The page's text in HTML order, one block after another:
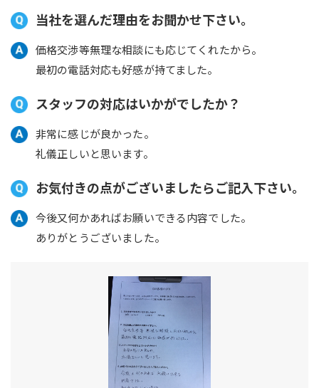
当社を選んだ理由をお聞かせ下さい。
価格交渉等無理な相談にも応じてくれたから。
最初の電話対応も好感が持てました。
スタッフの対応はいかがでしたか？
非常に感じが良かった。
礼儀正しいと思います。
お気付きの点がございましたらご記入下さい。
今後又何かあればお願いできる内容でした。
ありがとうございました。